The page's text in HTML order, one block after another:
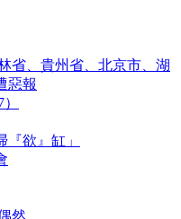
省、貴州省、北京市、湖
惡報
欲』缸」